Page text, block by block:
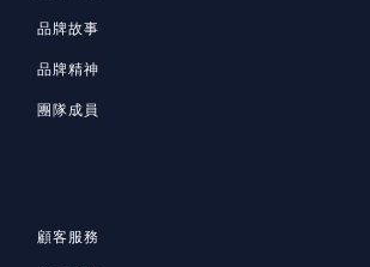
品牌故事
品牌精神
團隊成員
顧客服務